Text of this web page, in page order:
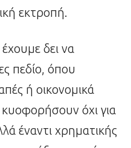
εκτροπή.
δει να
πεδίο, όπου
ή οικονομικά
όχι για
έναντι χρηματικής